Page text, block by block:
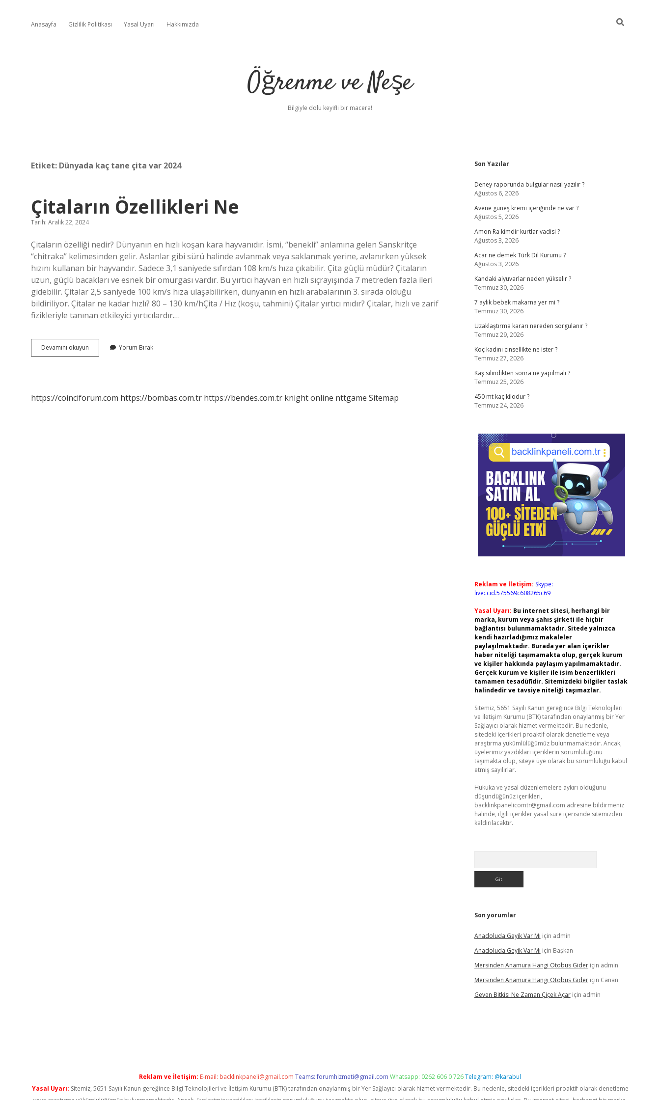
Anasayfa Gizlilik Politikası Yasal Uyarı Hakkımızda
Öğrenme ve Neşe
Bilgiyle dolu keyifli bir macera!
Etiket: Dünyada kaç tane çita var 2024
Çitaların Özellikleri Ne
Tarih: Aralık 22, 2024
Çitaların özelliği nedir? Dünyanın en hızlı koşan kara hayvanıdır. İsmi, “benekli” anlamına gelen Sanskritçe
“chitraka” kelimesinden gelir. Aslanlar gibi sürü halinde avlanmak veya saklanmak yerine, avlanırken yüksek
hızını kullanan bir hayvandır. Sadece 3,1 saniyede sıfırdan 108 km/s hıza çıkabilir. Çita güçlü müdür? Çitaların
uzun, güçlü bacakları ve esnek bir omurgası vardır. Bu yırtıcı hayvan en hızlı sıçrayışında 7 metreden fazla ileri
gidebilir. Çitalar 2,5 saniyede 100 km/s hıza ulaşabilirken, dünyanın en hızlı arabalarının 3. sırada olduğu
bildiriliyor. Çitalar ne kadar hızlı? 80 – 130 km/hÇita / Hız (koşu, tahmini) Çitalar yırtıcı mıdır? Çitalar, hızlı ve zarif
fizikleriyle tanınan etkileyici yırtıcılardır.…
Devamını okuyun Çitaların
Özellikleri
Yorum Bırak
https://coinciforum.com https://bombas.com.tr https://bendes.com.tr knight online nttgame Sitemap
Sidebar
Son Yazılar
Deney raporunda bulgular nasıl yazılır ?
Ağustos 6, 2026
Avene güneş kremi içeriğinde ne var ?
Ağustos 5, 2026
Amon Ra kimdir kurtlar vadisi ?
Ağustos 3, 2026
Acar ne demek Türk Dil Kurumu ?
Ağustos 3, 2026
Kandaki alyuvarlar neden yükselir ?
Temmuz 30, 2026
7 aylık bebek makarna yer mi ?
Temmuz 30, 2026
Uzaklaştırma kararı nereden sorgulanır ?
Temmuz 29, 2026
Koç kadını cinsellikte ne ister ?
Temmuz 27, 2026
Kaş silindikten sonra ne yapılmalı ?
Temmuz 25, 2026
450 mt kaç kilodur ?
Temmuz 24, 2026
Reklam ve İletişim: Skype:
live:.cid.575569c608265c69
Yasal Uyarı: Bu internet sitesi, herhangi bir
marka, kurum veya şahıs şirketi ile hiçbir
bağlantısı bulunmamaktadır. Sitede yalnızca
kendi hazırladığımız makaleler
paylaşılmaktadır. Burada yer alan içerikler
haber niteliği taşımamakta olup, gerçek kurum
ve kişiler hakkında paylaşım yapılmamaktadır.
Gerçek kurum ve kişiler ile isim benzerlikleri
tamamen tesadüfidir. Sitemizdeki bilgiler taslak
halindedir ve tavsiye niteliği taşımazlar.
Sitemiz, 5651 Sayılı Kanun gereğince Bilgi Teknolojileri
ve İletişim Kurumu (BTK) tarafından onaylanmış bir Yer
Sağlayıcı olarak hizmet vermektedir. Bu nedenle,
sitedeki içerikleri proaktif olarak denetleme veya
araştırma yükümlülüğümüz bulunmamaktadır. Ancak,
üyelerimiz yazdıkları içeriklerin sorumluluğunu
taşımakta olup, siteye üye olarak bu sorumluluğu kabul
etmiş sayılırlar.
Hukuka ve yasal düzenlemelere aykırı olduğunu
düşündüğünüz içerikleri,
backlinkpanelicomtr@gmail.com adresine bildirmeniz
halinde, ilgili içerikler yasal süre içerisinde sitemizden
kaldırılacaktır.
Son yorumlar
Anadoluda Geyik Var Mı için admin
Anadoluda Geyik Var Mı için Başkan
Mersinden Anamura Hangi Otobüs Gideriçin admin
Mersinden Anamura Hangi Otobüs Gideriçin Canan
Geven Bitkisi Ne Zaman Çiçek Açariçin admin
Reklam ve İletişim: E-mail: backlinkpaneli@gmail.com Teams:forumhizmeti@gmail.com Whatsapp: 0262 606 0 726Telegram: @karabul
Yasal Uyarı: Sitemiz, 5651 Sayılı Kanun gereğince Bilgi Teknolojileri ve İletişim Kurumu (BTK) tarafından onaylanmış bir Yer Sağlayıcı olarak hizmet vermektedir. Bu nedenle, sitedeki içerikleri proaktif olarak denetleme